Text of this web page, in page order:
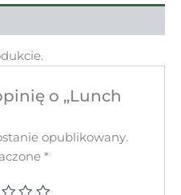
o „Lunch
opublikowany.
*